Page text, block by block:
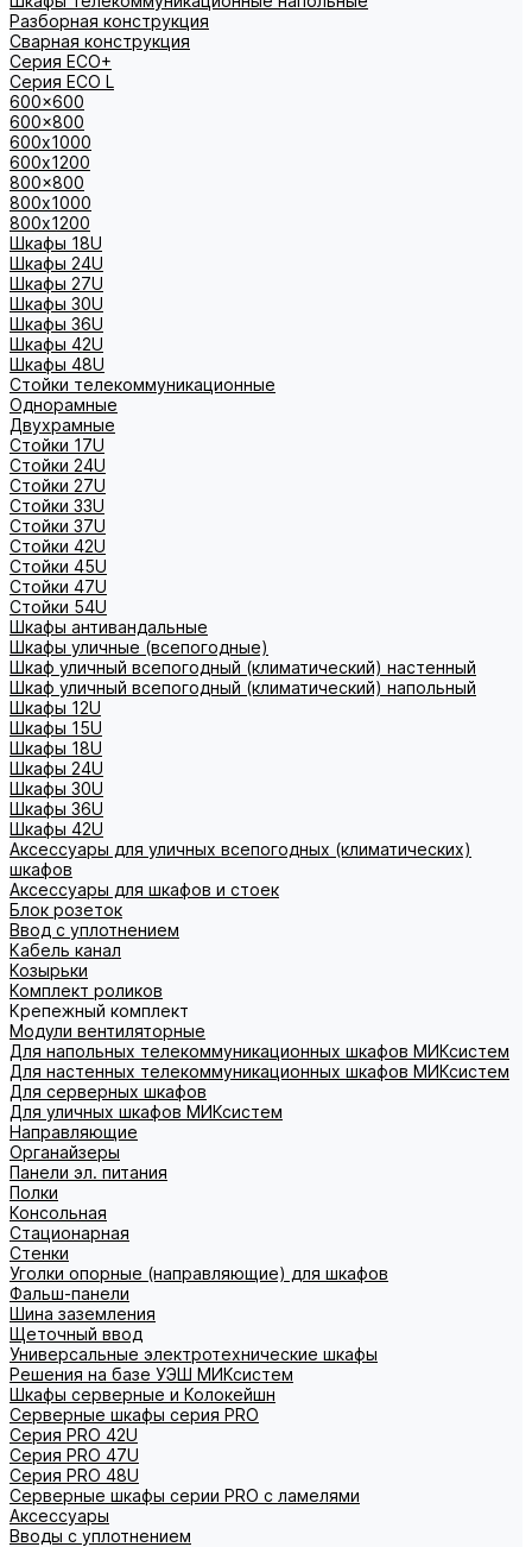
Разборная конструкция
Сварная конструкция
Серия ECO+
Серия ECO L
600x600
600x800
600х1000
600х1200
800x800
800х1000
800х1200
Шкафы 18U
Шкафы 24U
Шкафы 27U
Шкафы 30U
Шкафы 36U
Шкафы 42U
Шкафы 48U
Стойки телекоммуникационные
Однорамные
Двухрамные
Стойки 17U
Стойки 24U
Стойки 27U
Стойки 33U
Стойки 37U
Стойки 42U
Стойки 45U
Стойки 47U
Стойки 54U
Шкафы антивандальные
Шкафы уличные (всепогодные)
Шкаф уличный всепогодный (климатический) настенный
Шкаф уличный всепогодный (климатический) напольный
Шкафы 12U
Шкафы 15U
Шкафы 18U
Шкафы 24U
Шкафы 30U
Шкафы 36U
Шкафы 42U
Аксессуары для уличных всепогодных (климатических)
шкафов
Аксессуары для шкафов и стоек
Блок розеток
Ввод с уплотнением
Кабель канал
Козырьки
Комплект роликов
Крепежный комплект
Модули вентиляторные
Для напольных телекоммуникационных шкафов МИКсистем
Для настенных телекоммуникационных шкафов МИКсистем
Для серверных шкафов
Для уличных шкафов МИКсистем
Направляющие
Органайзеры
Панели эл. питания
Полки
Консольная
Стационарная
Стенки
Уголки опорные (направляющие) для шкафов
Фальш-панели
Шина заземления
Щеточный ввод
Универсальные электротехнические шкафы
Решения на базе УЭШ МИКсистем
Шкафы серверные и Колокейшн
Серверные шкафы серия PRO
Серия PRO 42U
Серия PRO 47U
Серия PRO 48U
Серверные шкафы серии PRO с ламелями
Аксессуары
Вводы с уплотнением